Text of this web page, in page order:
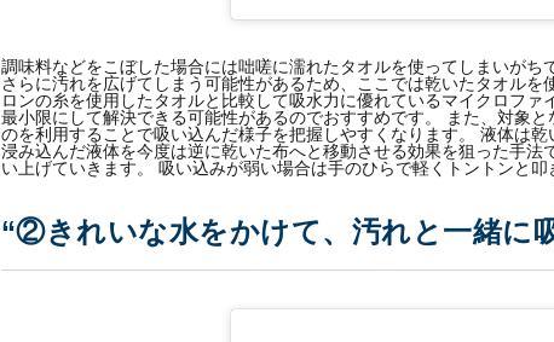
調味料などをこぼした場合には咄嗟に濡れたタオルを使ってしまいが
さらに汚れを広げてしまう可能性があるため、ここでは乾いたタオル
ロンの糸を使用したタオルと比較して吸水力に優れているマイクロフ
最小限にして解決できる可能性があるのでおすすめです。 また、対象
のを利用することで吸い込んだ様子を把握しやすくなります。 液体は
浸み込んだ液体を今度は逆に乾いた布へと移動させる効果を狙った手
い上げていきます。 吸い込みが弱い場合は手のひらで軽くトントンと
“②きれいな水をかけて、汚れと一緒に